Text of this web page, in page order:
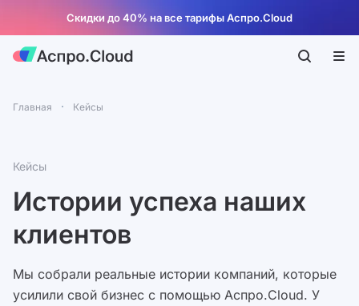
Скидки до 40% на все тарифы Аспро.Cloud
Главная Кейсы
Кейсы
Истории успеха наших
клиентов
Мы собрали реальные истории компаний, которые
усилили свой бизнес с помощью Аспро.Cloud. У